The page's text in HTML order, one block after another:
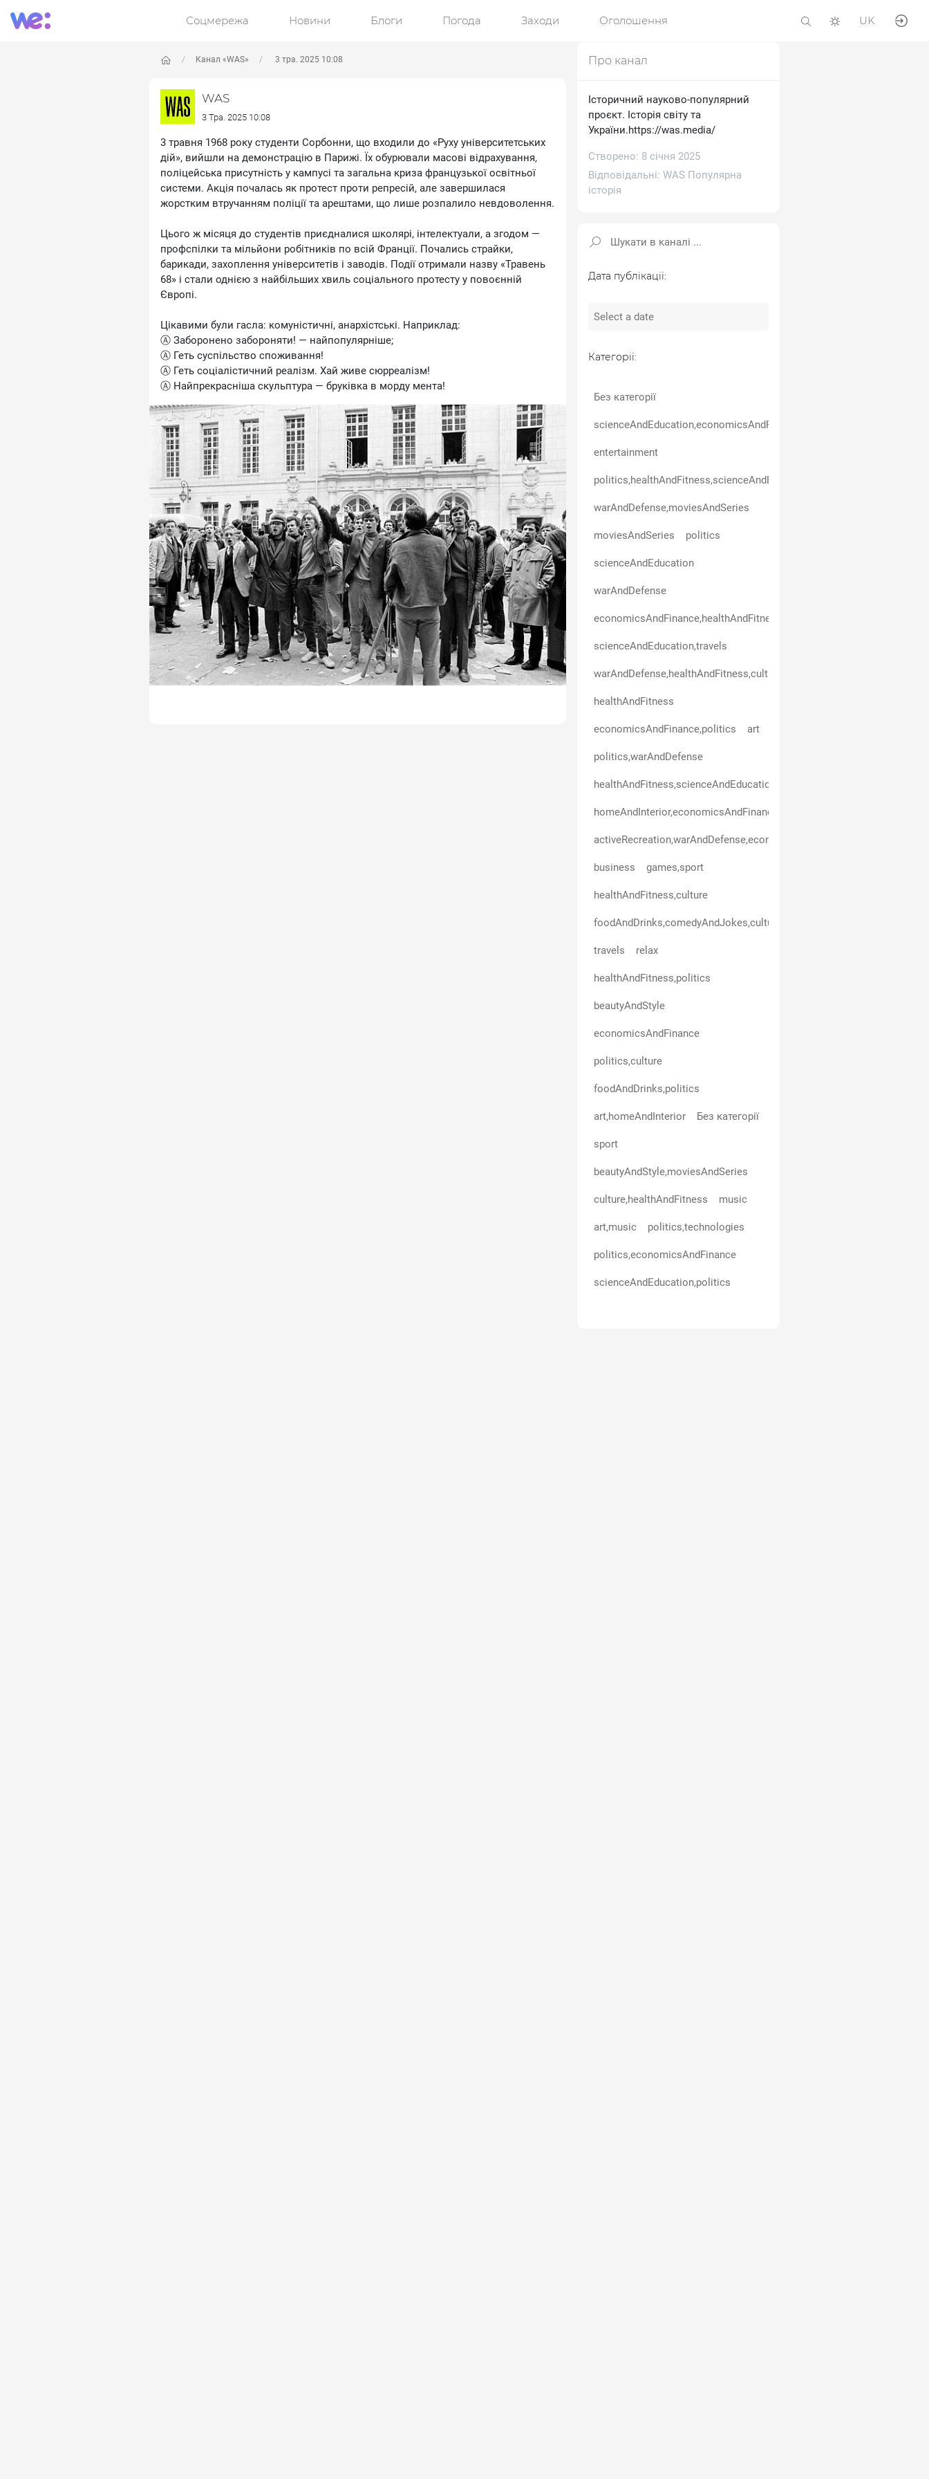
Соцмережа Новини Блоги Погода Заходи Оголошення UK
Канал «WAS» 3 тра. 2025 10:08
WAS
3 Тра. 2025 10:08
3 травня 1968 року студенти Сорбонни, що входили до «Руху університетських
дій», вийшли на демонстрацію в Парижі. Їх обурювали масові відрахування,
поліцейська присутність у кампусі та загальна криза французької освітньої
системи. Акція почалась як протест проти репресій, але завершилася
жорстким втручанням поліції та арештами, що лише розпалило невдоволення.
Цього ж місяця до студентів приєдналися школярі, інтелектуали, а згодом —
профспілки та мільйони робітників по всій Франції. Почались страйки,
барикади, захоплення університетів і заводів. Події отримали назву «Травень
68» і стали однією з найбільших хвиль соціального протесту у повоєнній
Європі.
Цікавими були гасла: комуністичні, анархістські. Наприклад:
Ⓐ Заборонено забороняти! — найпопулярніше;
Ⓐ Геть суспільство споживання!
Ⓐ Геть соціалістичний реалізм. Хай живе сюрреалізм!
Ⓐ Найпрекрасніша скульптура — бруківка в морду мента!
Про канал
Історичний науково-популярний
проєкт. Історія світу та
України.https://was.media/
Створено: 8 січня 2025
Відповідальні: WAS Популярна
історія
Дата публікації:
Категорії:
Без категорії
entertainment
politics,healthAndFitness,scienceAndEducation
warAndDefense,moviesAndSeries
moviesAndSeries politics
scienceAndEducation
warAndDefense
scienceAndEducation,travels
warAndDefense,healthAndFitness,culture
healthAndFitness
economicsAndFinance,politics art
politics,warAndDefense
healthAndFitness,scienceAndEducation
business games,sport
healthAndFitness,culture
travels relax
healthAndFitness,politics
beautyAndStyle
economicsAndFinance
politics,culture
foodAndDrinks,politics
art,homeAndInterior Без категорії
sport
beautyAndStyle,moviesAndSeries
culture,healthAndFitness music
art,music politics,technologies
politics,economicsAndFinance
scienceAndEducation,politics